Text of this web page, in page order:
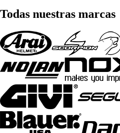
Todas nuestras marcas